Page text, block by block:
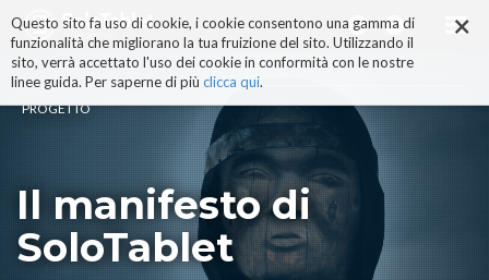
×
Questo sito fa uso di cookie, i cookie consentono una gamma di
funzionalità che migliorano la tua fruizione del sito. Utilizzando il
sito, verrà accettato l'uso dei cookie in conformità con le nostre
linee guida. Per saperne di più clicca qui.
ai
contenuti.
|
alla
navigazione
PROGETTO
Il manifesto di
SoloTablet